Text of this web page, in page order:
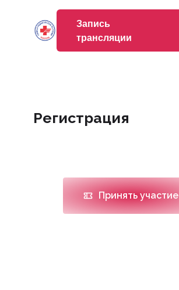
НМО
Программа
Запись
трансляции
Регистрация
Принять участие